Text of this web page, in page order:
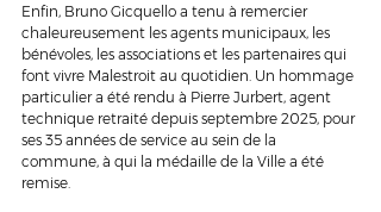
Enfin, Bruno Gicquello a tenu à remercier
chaleureusement les agents municipaux, les
bénévoles, les associations et les partenaires qui
font vivre Malestroit au quotidien. Un hommage
particulier a été rendu à Pierre Jurbert, agent
technique retraité depuis septembre 2025, pour
ses 35 années de service au sein de la
commune, à qui la médaille de la Ville a été
remise.